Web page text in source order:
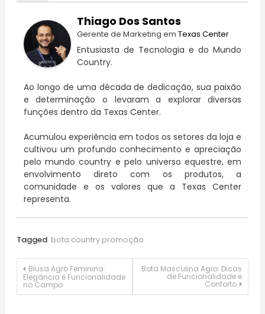
Thiago Dos Santos
Gerente de Marketing em Texas Center
Entusiasta de Tecnologia e do Mundo
Country.
Ao longo de uma década de dedicação, sua paixão
e determinação o levaram a explorar diversas
funções dentro da Texas Center.
Acumulou experiência em todos os setores da loja e
cultivou um profundo conhecimento e apreciação
pelo mundo country e pelo universo equestre, em
envolvimento direto com os produtos, a
comunidade e os valores que a Texas Center
representa.
Tagged bota country promoção
Navegação
de
Blusa Agro Feminina:
Elegância e Funcionalidade
no Campo
Bota Masculina Agro: Dicas
de Funcionalidade e
Conforto